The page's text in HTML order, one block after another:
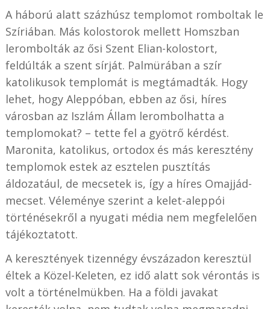
A háború alatt százhúsz templomot romboltak le
Szíriában. Más kolostorok mellett Homszban
lerombolták az ősi Szent Elian-kolostort,
feldúlták a szent sírját. Palmürában a szír
katolikusok templomát is megtámadták. Hogy
lehet, hogy Aleppóban, ebben az ősi, híres
városban az Iszlám Állam lerombolhatta a
templomokat? – tette fel a gyötrő kérdést.
Maronita, katolikus, ortodox és más keresztény
templomok estek az esztelen pusztítás
áldozatául, de mecsetek is, így a híres Omajjád-
mecset. Véleménye szerint a kelet-aleppói
történésekről a nyugati média nem megfelelően
tájékoztatott.
A keresztények tizennégy évszázadon keresztül
éltek a Közel-Keleten, ez idő alatt sok vérontás is
volt a történelmükben. Ha a földi javakat